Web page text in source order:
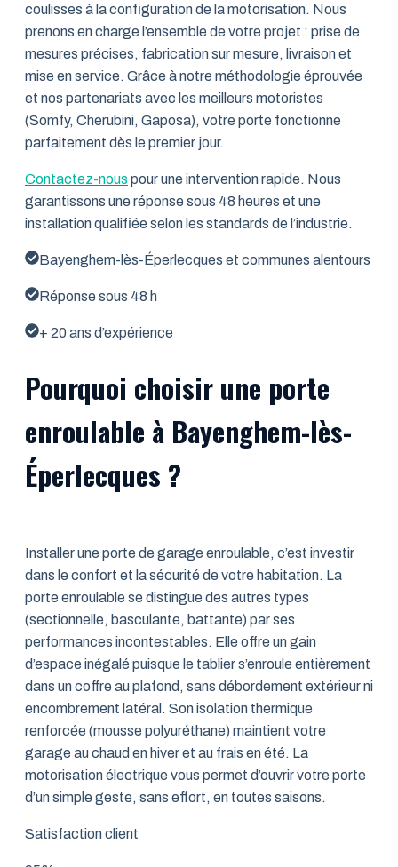
coulisses à la configuration de la motorisation. Nous
prenons en charge l’ensemble de votre projet : prise de
mesures précises, fabrication sur mesure, livraison et
mise en service. Grâce à notre méthodologie éprouvée
et nos partenariats avec les meilleurs motoristes
(Somfy, Cherubini, Gaposa), votre porte fonctionne
parfaitement dès le premier jour.
Contactez-nous pour une intervention rapide. Nous
garantissons une réponse sous 48 heures et une
installation qualifiée selon les standards de l’industrie.
Bayenghem-lès-Éperlecques et communes alentours
Réponse sous 48 h
+ 20 ans d’expérience
Pourquoi choisir une porte
enroulable à Bayenghem-lès-
Éperlecques ?
Installer une porte de garage enroulable, c’est investir
dans le confort et la sécurité de votre habitation. La
porte enroulable se distingue des autres types
(sectionnelle, basculante, battante) par ses
performances incontestables. Elle offre un gain
d’espace inégalé puisque le tablier s’enroule entièrement
dans un coffre au plafond, sans débordement extérieur ni
encombrement latéral. Son isolation thermique
renforcée (mousse polyuréthane) maintient votre
garage au chaud en hiver et au frais en été. La
motorisation électrique vous permet d’ouvrir votre porte
d’un simple geste, sans effort, en toutes saisons.
Satisfaction client